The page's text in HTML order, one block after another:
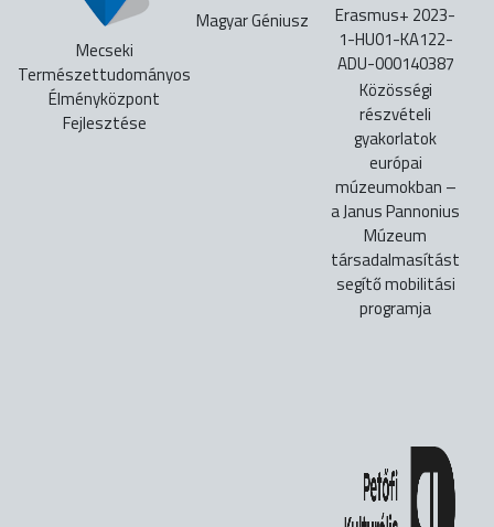
Mecseki
Természettudományos
Élményközpont
Fejlesztése
Magyar Géniusz
Erasmus+ 2023-
1-HU01-KA122-
ADU-000140387
Közösségi
részvételi
gyakorlatok
európai
múzeumokban –
a Janus Pannonius
Múzeum
társadalmasítást
segítő mobilitási
programja